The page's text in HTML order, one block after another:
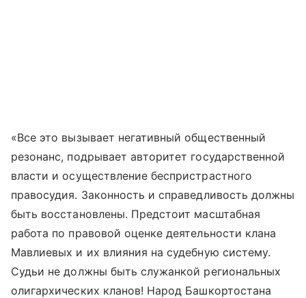
«Все это вызывает негативный общественный
резонанс, подрывает авторитет государственной
власти и осуществление беспристрастного
правосудия. Законность и справедливость должны
быть восстановлены. Предстоит масштабная
работа по правовой оценке деятельности клана
Мавлиевых и их влияния на судебную систему.
Судьи не должны быть служанкой региональных
олигархических кланов! Народ Башкортостана